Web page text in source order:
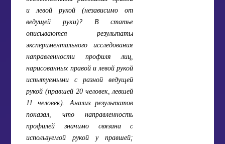
и левой рукой (независимо от
ведущей руки)? В статье
описываются результаты
экспериментального исследования
направленности профиля лиц,
нарисованных правой и левой рукой
испытуемыми с разной ведущей
рукой (правшей 20 человек, левшей
11 человек). Анализ результатов
показал, что направленность
профилей значимо связана с
используемой рукой у правшей;